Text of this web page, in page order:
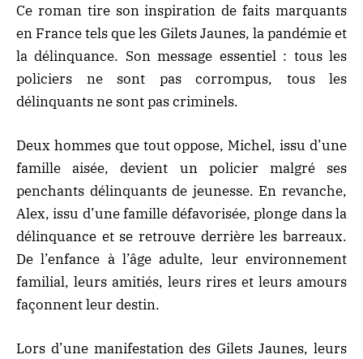
Ce romantire son inspiration de faits marquants
en France tels que les Gilets Jaunes, la pandémie et
la délinquance. Son message essentiel : tous les
policiers ne sont pas corrompus, tous les
délinquants ne sont pas criminels.
Deux hommes que tout oppose, Michel, issu d’une
famille aisée, devient un policier malgré ses
penchants délinquants de jeunesse. En revanche,
Alex, issu d’une famille défavorisée, plonge dans la
délinquance et se retrouve derrière les barreaux.
De l’enfance à l’âge adulte, leur environnement
familial, leurs amitiés, leurs rires et leurs amours
façonnent leur destin.
Lors d’une manifestation des Gilets Jaunes, leurs